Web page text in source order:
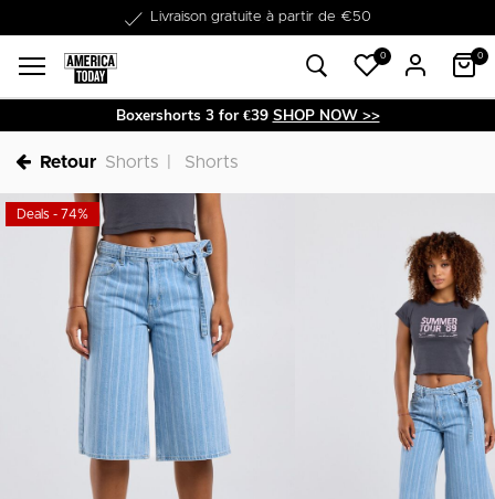
Dans les 1-3 jours livrable
0 0
Boxershorts 3 for €39 SHOP NOW >>
Retour Shorts Shorts
Deals - 74%